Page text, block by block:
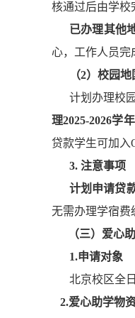
核通过后由学校
已办理其他
心，工作人员
（2）校园
计划办理校
理2025-2026学
贷款学生可加入
3. 注意事项
计划申请贷
无需办理学宿费
（三）爱心
1.申请对象
北京校区全
2.爱心助学物